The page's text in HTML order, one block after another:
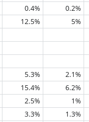
0.4% 0.2%
12.5% 5%
5.3% 2.1%
15.4% 6.2%
2.5% 1%
3.3% 1.3%